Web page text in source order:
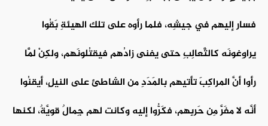
فسار إليهم في جيشِه، فلما رأوه على تلك الهيئةِ بَقُوا
يراوِغونَه كالثَّعالِبِ حتى يفنى زادُهم فيقتُلونَهم، ولكِنْ لَمَّا
رأوا أنَّ المراكِبَ تأتيهم بالمَدَدِ من الشاطئ على النيلِ، أيقنُوا
أنَّه لا مفَرَّ مِن حَربِهم، فكَرُّوا إليه وكانت لهم جِمالٌ قويَّةٌ، لكنها